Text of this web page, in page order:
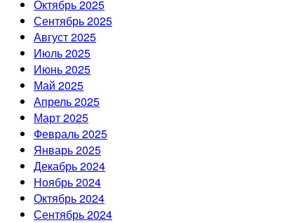
Октябрь 2025
Сентябрь 2025
Август 2025
Июль 2025
Июнь 2025
Май 2025
Апрель 2025
Март 2025
Февраль 2025
Январь 2025
Декабрь 2024
Ноябрь 2024
Октябрь 2024
Сентябрь 2024